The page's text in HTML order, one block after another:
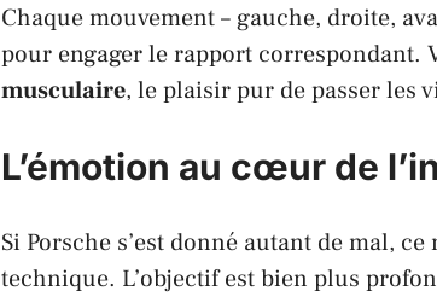
Chaque mouvement – gauche, droite,
pour engager le rapport correspondant.
musculaire, le plaisir pur de passer les
L’émotion au cœur de
Si Porsche s’est donné autant de mal,
technique. L’objectif est bien plus